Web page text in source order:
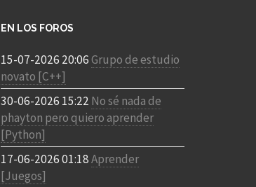
EN LOS FOROS
15-07-2026 20:06Grupo de estudio
novato [C++]
30-06-2026 15:22 No sé nada de
phayton pero quiero aprender
[Python]
17-06-2026 01:18Aprender
[Juegos]